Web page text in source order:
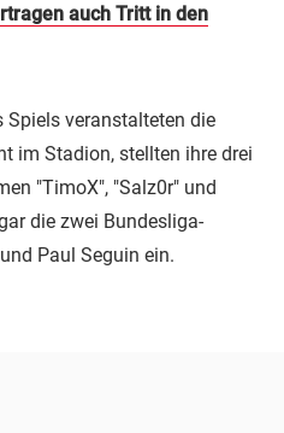
auch Tritt in den
Spiels veranstalteten die
im Stadion, stellten ihre drei
"TimoX", "Salz0r" und
die zwei Bundesliga-
Paul Seguin ein.